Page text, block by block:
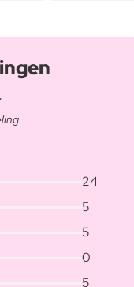
24
5
5
0
5